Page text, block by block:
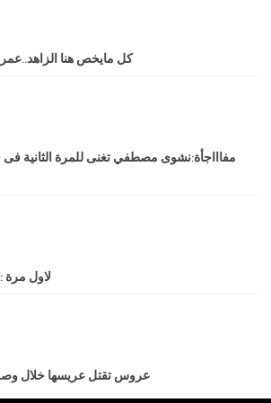
كل مايخص هنا الزاهد..عمرها
مفاااجأة:نشوى مصطفي تغنى للمرة الثانية فى
لاول مرة
عروس تقتل عريسها خلال